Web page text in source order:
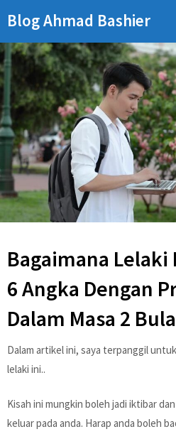
to
content
Blog Ahmad Bashier
Bagaimana
6 Angka Dengan
Dalam Masa 2
Dalam artikel ini, saya terpanggil
lelaki ini..
Kisah ini mungkin boleh jadi iktibar
keluar pada anda. Harap anda boleh